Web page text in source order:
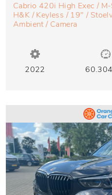
Cabrio 420i High Exec /
H&K / Keyless / 19" /
Ambient / Camera
2022